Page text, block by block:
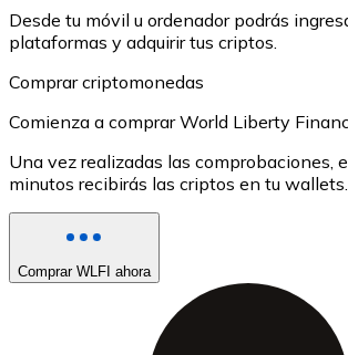
Desde tu móvil u ordenador podrás
plataformas y adquirir tus criptos.
Comprar criptomonedas
Comienza a comprar World Liberty
Una vez realizadas las comprobaciones,
minutos recibirás las criptos en tu wallets.
Comprar WLFI ahora